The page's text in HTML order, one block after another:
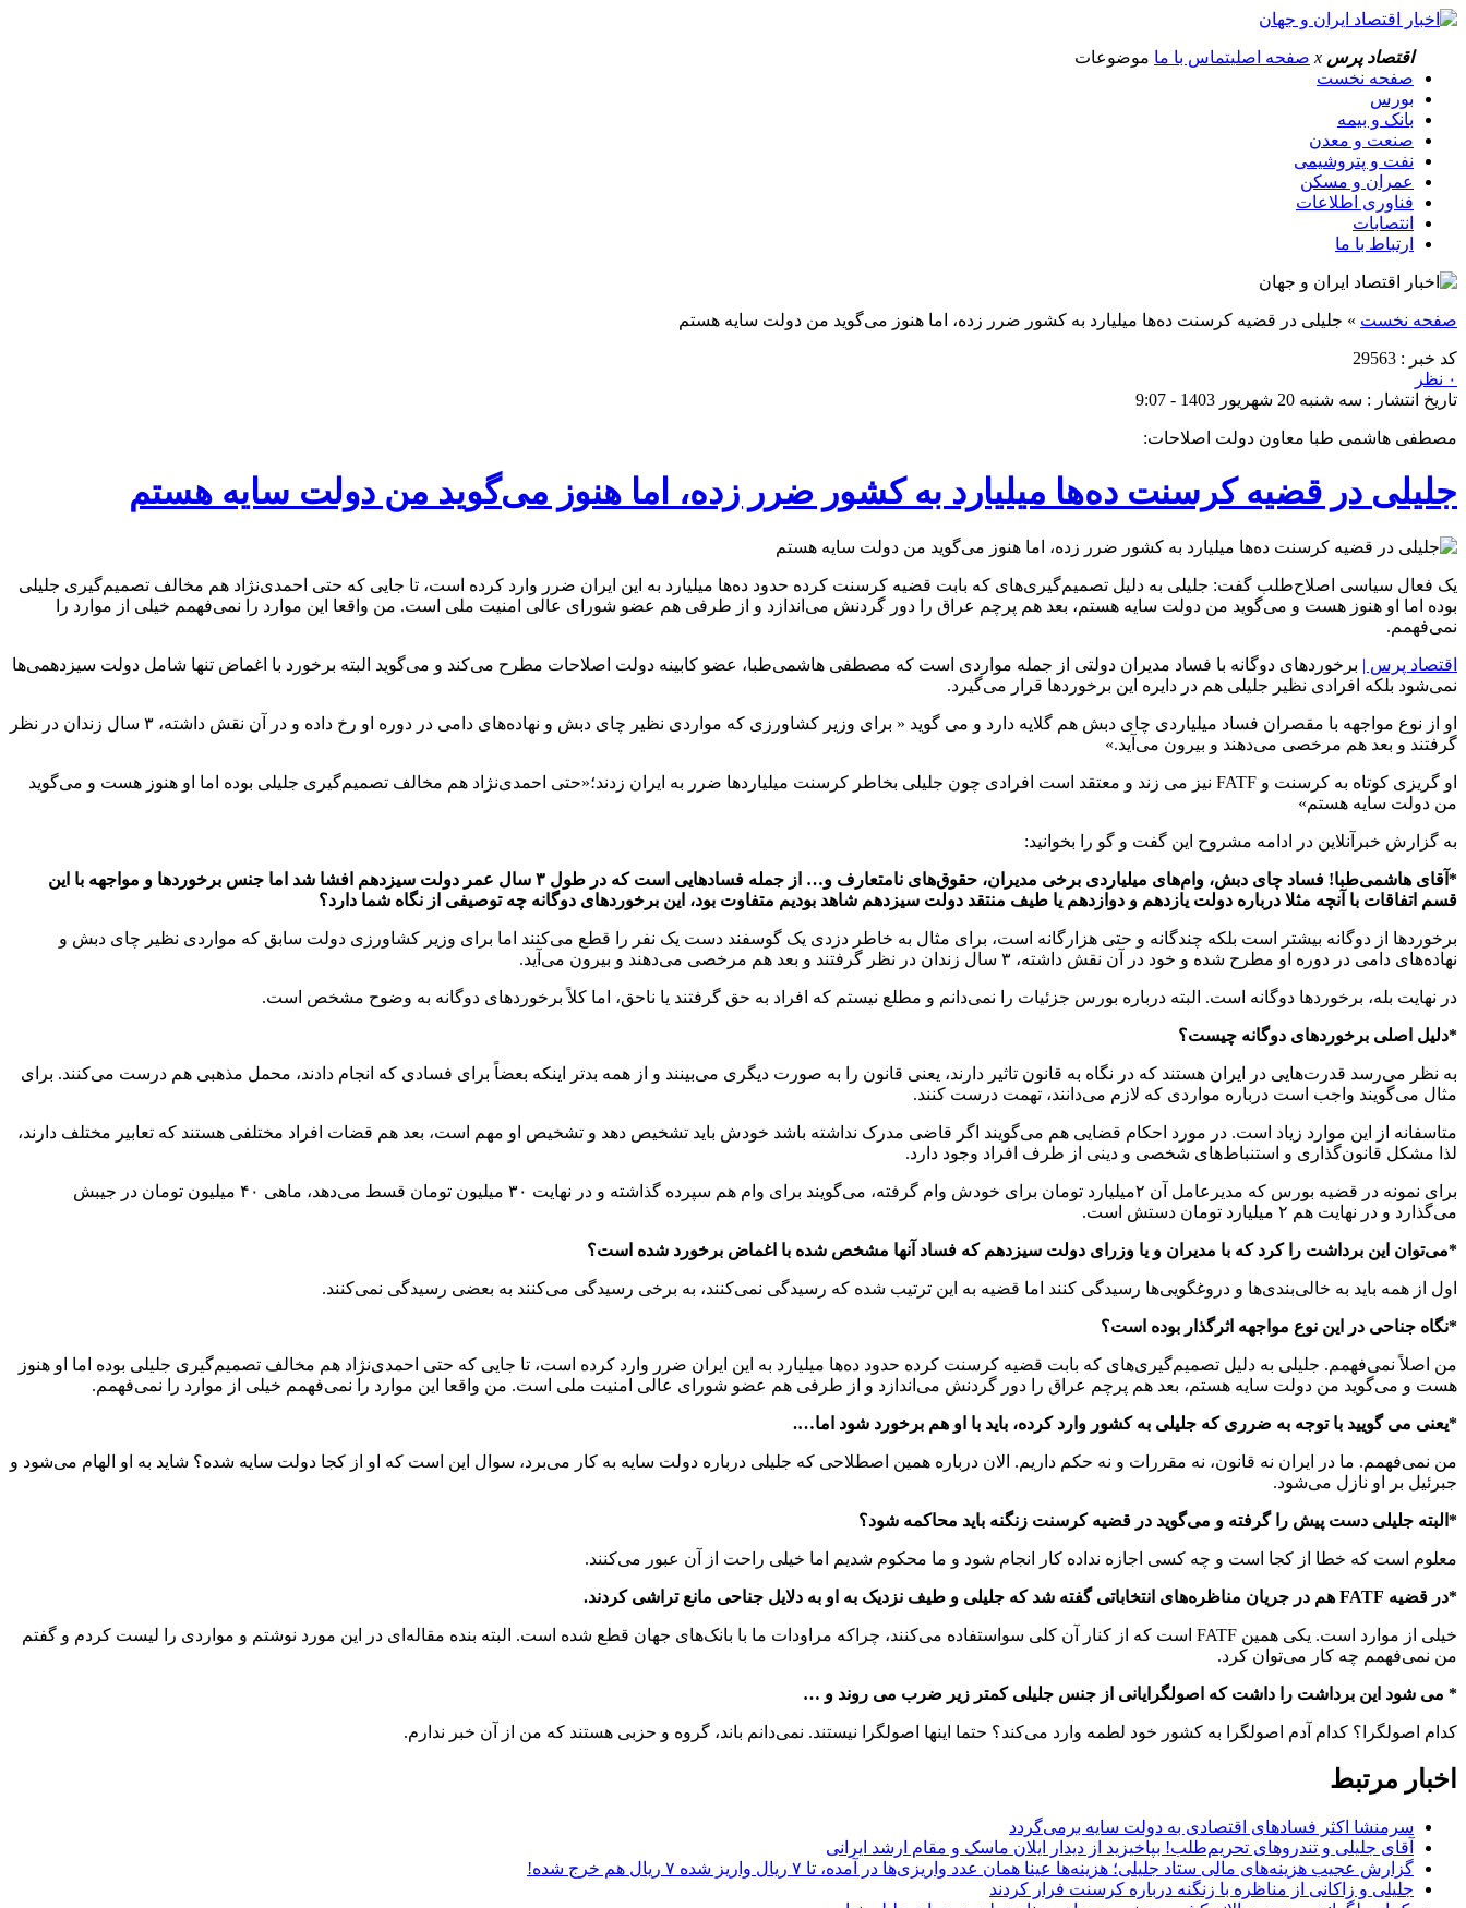
اقتصاد پرس x صفحه اصلیتماس با ما موضوعات
صفحه نخست
بورس
بانک و بیمه
صنعت و معدن
نفت و پتروشیمی
عمران و مسکن
فناوری اطلاعات
انتصابات
ارتباط با ما
صفحه نخست » جلیلی در قضیه کرسنت ده‌ها میلیارد به کشور ضرر زده، اما هنوز می‌گوید من دولت سایه هستم
کد خبر : 29563
۰ نظر
تاریخ انتشار : سه شنبه 20 شهریور 1403 - 9:07
مصطفی هاشمی طبا معاون دولت اصلاحات:
جلیلی در قضیه کرسنت ده‌ها میلیارد به کشور ضرر زده، اما هنوز می‌گوید من دولت سایه هستم
یک فعال سیاسی اصلاح‌طلب گفت: جلیلی به دلیل تصمیم‌گیری‌های که بابت قضیه کرسنت کرده حدود ده‌ها میلیارد به این ایران ضرر وارد کرده است، تا جایی که حتی احمدی‌نژاد هم مخالف تصمیم‌گیری جلیلی
بوده اما او هنوز هست و می‌گوید من دولت سایه هستم، بعد هم پرچم عراق را دور گردنش می‌اندازد و از طرفی هم عضو شورای عالی امنیت ملی است. من واقعا این موارد را نمی‌فهمم خیلی از موارد را
نمی‌فهمم.
اقتصاد پرس | برخوردهای دوگانه با فساد مدیران دولتی از جمله مواردی است که مصطفی هاشمی‌طبا، عضو کابینه دولت اصلاحات مطرح می‌کند و می‌گوید البته برخورد با اغماض تنها شامل دولت سیزدهمی‌ها
نمی‌شود بلکه افرادی نظیر جلیلی هم در دایره این برخوردها قرار می‌گیرد.
او از نوع مواجهه با مقصران فساد میلیاردی چای دبش هم گلایه دارد و می گوید « برای وزیر کشاورزی که مواردی نظیر چای دبش و نهاده‌های دامی در دوره او رخ داده و در آن نقش داشته، ۳ سال زندان در نظر
گرفتند و بعد هم مرخصی می‌دهند و بیرون می‌آید.»
او گریزی کوتاه به کرسنت و FATF نیز می زند و معتقد است افرادی چون جلیلی بخاطر کرسنت میلیاردها ضرر به ایران زدند؛«حتی احمدی‌نژاد هم مخالف تصمیم‌گیری جلیلی بوده اما او هنوز هست و می‌گوید
من دولت سایه هستم»
به گزارش خبرآنلاین در ادامه مشروح این گفت و گو را بخوانید:
*آقای هاشمی‌طبا! فساد چای دبش، وام‌های میلیاردی برخی مدیران، حقوق‌های نامتعارف و… از جمله فسادهایی است که در طول ۳ سال عمر دولت سیزدهم افشا شد اما جنس برخوردها و مواجهه با این
قسم اتفاقات با آنچه مثلا درباره دولت یازدهم و دوازدهم یا طیف منتقد دولت سیزدهم شاهد بودیم متفاوت بود، این برخوردهای دوگانه چه توصیفی از نگاه شما دارد؟
برخوردها از دوگانه بیشتر است بلکه چندگانه و حتی هزارگانه است، برای مثال به خاطر دزدی یک گوسفند دست یک نفر را قطع می‌کنند اما برای وزیر کشاورزی دولت سابق که مواردی نظیر چای دبش و
نهاده‌های دامی در دوره او مطرح شده و خود در آن نقش داشته، ۳ سال زندان در نظر گرفتند و بعد هم مرخصی می‌دهند و بیرون می‌آید.
در نهایت بله، برخوردها دوگانه است. البته درباره بورس جزئیات را نمی‌دانم و مطلع نیستم که افراد به حق گرفتند یا ناحق، اما کلاً برخوردهای دوگانه به وضوح مشخص است.
*دلیل اصلی برخوردهای دوگانه چیست؟
به نظر می‌رسد قدرت‌هایی در ایران هستند که در نگاه به قانون تاثیر دارند، یعنی قانون را به صورت دیگری می‌بینند و از همه بدتر اینکه بعضاً برای فسادی که انجام دادند، محمل مذهبی هم درست می‌کنند. برای
مثال می‌گویند واجب است درباره مواردی که لازم می‌دانند، تهمت درست کنند.
متاسفانه از این موارد زیاد است. در مورد احکام قضایی هم می‌گویند اگر قاضی مدرک نداشته باشد خودش باید تشخیص دهد و تشخیص او مهم است، بعد هم قضات افراد مختلفی هستند که تعابیر مختلف دارند،
لذا مشکل قانون‌گذاری و استنباط‌های شخصی و دینی از طرف افراد وجود دارد.
برای نمونه در قضیه بورس که مدیرعامل آن ۲میلیارد تومان برای خودش وام گرفته، می‌گویند برای وام هم سپرده گذاشته و در نهایت ۳۰ میلیون تومان قسط می‌دهد، ماهی ۴۰ میلیون تومان در جیبش
می‌گذارد و در نهایت هم ۲ میلیارد تومان دستش است.
*می‌توان این برداشت را کرد که با مدیران و یا وزرای دولت سیزدهم که فساد آنها مشخص شده با اغماض برخورد شده است؟
اول از همه باید به خالی‌بندی‌ها و دروغگویی‌ها رسیدگی کنند اما قضیه به این ترتیب شده که رسیدگی نمی‌کنند، به برخی رسیدگی می‌کنند به بعضی رسیدگی نمی‌کنند.
*نگاه جناحی در این نوع مواجهه اثرگذار بوده است؟
من اصلاً نمی‌فهمم. جلیلی به دلیل تصمیم‌گیری‌های که بابت قضیه کرسنت کرده حدود ده‌ها میلیارد به این ایران ضرر وارد کرده است، تا جایی که حتی احمدی‌نژاد هم مخالف تصمیم‌گیری جلیلی بوده اما او هنوز
هست و می‌گوید من دولت سایه هستم، بعد هم پرچم عراق را دور گردنش می‌اندازد و از طرفی هم عضو شورای عالی امنیت ملی است. من واقعا این موارد را نمی‌فهمم خیلی از موارد را نمی‌فهمم.
*یعنی می گویید با توجه به ضرری که جلیلی به کشور وارد کرده، باید با او هم برخورد شود اما….
من نمی‌فهمم. ما در ایران نه قانون، نه مقررات و نه حکم داریم. الان درباره همین اصطلاحی که جلیلی درباره دولت سایه به کار می‌برد، سوال این است که او از کجا دولت سایه شده؟ شاید به او الهام می‌شود و
جبرئیل بر او نازل می‌شود.
*البته جلیلی دست پیش را گرفته و می‌گوید در قضیه کرسنت زنگنه باید محاکمه شود؟
معلوم است که خطا از کجا است و چه کسی اجازه نداده کار انجام شود و ما محکوم شدیم اما خیلی راحت از آن عبور می‌کنند.
*در قضیه FATF هم در جریان مناظره‌های انتخاباتی گفته شد که جلیلی و طیف نزدیک به او به دلایل جناحی مانع تراشی کردند.
خیلی از موارد است. یکی همین FATF است که از کنار آن کلی سواستفاده می‌کنند، چراکه مراودات ما با بانک‌های جهان قطع شده است. البته بنده مقاله‌ای در این مورد نوشتم و مواردی را لیست کردم و گفتم
من نمی‌فهمم چه کار می‌توان کرد.
* می شود این برداشت را داشت که اصولگرایانی از جنس جلیلی کمتر زیر ضرب می روند و …
کدام اصولگرا؟ کدام آدم اصولگرا به کشور خود لطمه وارد می‌کند؟ حتما اینها اصولگرا نیستند. نمی‌دانم باند، گروه و حزبی هستند که من از آن خبر ندارم.
اخبار مرتبط
سرمنشا اکثر فسادهای اقتصادی به دولت سایه برمی‌گردد
آقای جلیلی و تندروهای تحریم‌طلب! بپاخیزید از دیدار ایلان ماسک و مقام ارشد ایرانی
گزارش عجیب هزینه‌های مالی ستاد جلیلی؛ هزینه‌ها عینا همان عدد واریزی‌ها در آمده، تا ۷ ریال واریز شده ۷ ریال هم خرج شده!
جلیلی و زاکانی از مناظره با زنگنه درباره کرسنت فرار کردند